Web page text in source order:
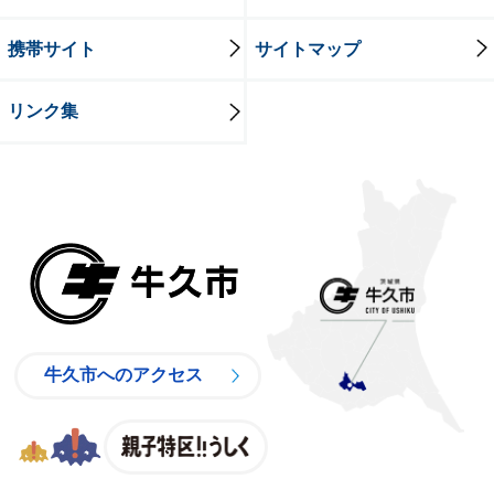
携帯サイト サイトマップ
リンク集
牛久市へのアクセス